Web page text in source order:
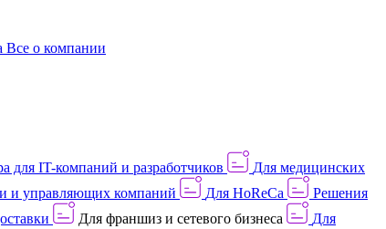
Все о компании
для IT-компаний и разработчиков
Для медицинских
и управляющих компаний Для HoReCa
Решения
Для франшиз и сетевого бизнеса
Для